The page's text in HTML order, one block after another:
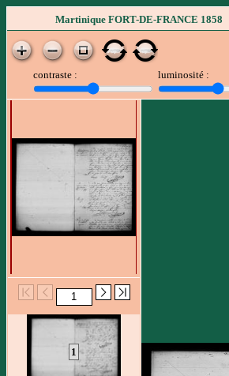
Martinique FORT-DE-FRANCE 1858
contraste : luminosité :
1